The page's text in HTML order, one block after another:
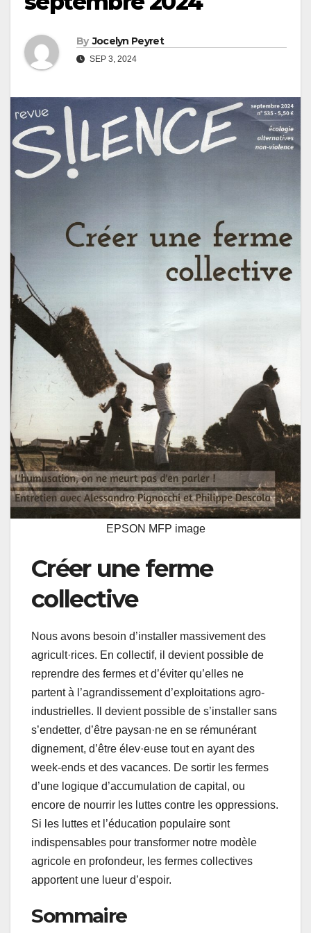
By Jocelyn Peyret
SEP 3, 2024
EPSON MFP image
Créer une ferme
collective
Nous avons besoin d’installer massivement des
agricult·rices. En collectif, il devient possible de
reprendre des fermes et d’éviter qu’elles ne
partent à l’agrandissement d’exploitations agro-
industrielles. Il devient possible de s’installer sans
s’endetter, d’être paysan·ne en se rémunérant
dignement, d’être élev·euse tout en ayant des
week-ends et des vacances. De sortir les fermes
d’une logique d’accumulation de capital, ou
encore de nourrir les luttes contre les oppressions.
Si les luttes et l’éducation populaire sont
indispensables pour transformer notre modèle
agricole en profondeur, les fermes collectives
apportent une lueur d’espoir.
Sommaire